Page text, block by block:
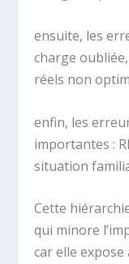
ensuite, les
charge
réels non
enfin, les
importantes :
situation
Cette
qui minore
car elle